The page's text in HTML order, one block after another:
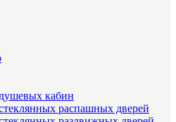
кабин
распашных дверей